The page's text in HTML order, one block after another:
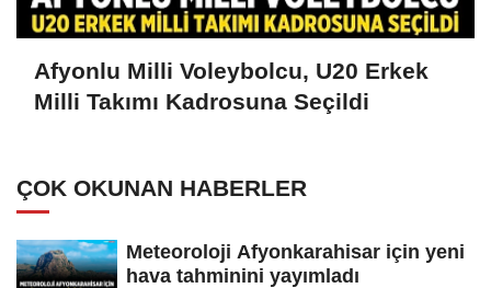
Afyonlu Milli Voleybolcu, U20 Erkek
Milli Takımı Kadrosuna Seçildi
ÇOK OKUNAN HABERLER
Meteoroloji Afyonkarahisar için yeni
hava tahminini yayımladı